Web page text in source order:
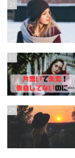
21
22
23